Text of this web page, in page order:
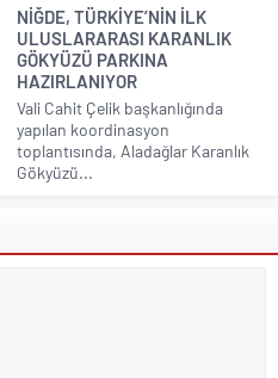
NİĞDE, TÜRKİYE’NİN İLK
ULUSLARARASI KARANLIK
GÖKYÜZÜ PARKINA
HAZIRLANIYOR
Vali Cahit Çelik başkanlığında
yapılan koordinasyon
toplantısında, Aladağlar Karanlık
Gökyüzü...